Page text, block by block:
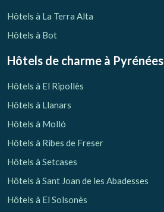
Hôtels à La Terra Alta
Hôtels à Bot
Hôtels de charme à Pyrénées
Hôtels à El Ripollès
Hôtels à Llanars
Hôtels à Molló
Hôtels à Ribes de Freser
Hôtels à Setcases
Hôtels à Sant Joan de les Abadesses
Hôtels à El Solsonès